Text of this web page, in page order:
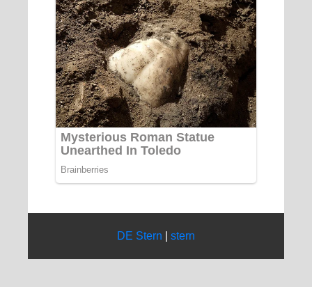
DE Stern stern